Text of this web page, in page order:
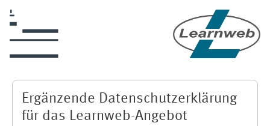
Ergänzende Datenschutzerklärung
für das Learnweb-Angebot